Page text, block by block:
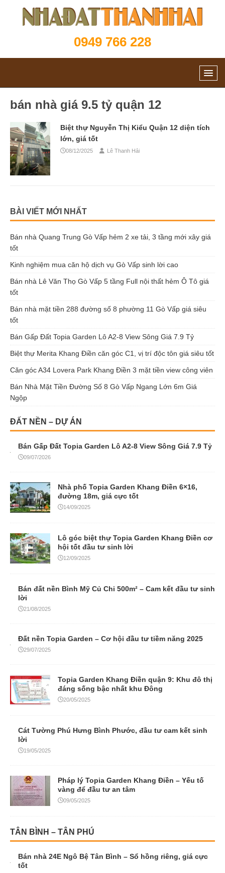
0949 766 228
bán nhà giá 9.5 tỷ quận 12
Biệt thự Nguyễn Thị Kiểu Quận 12 diện tích
lớn, giá tốt
08/12/2025 Lê Thanh Hải
BÀI VIẾT MỚI NHẤT
Bán nhà Quang Trung Gò Vấp hẻm 2 xe tải, 3 tầng mới xây giá
tốt
Kinh nghiệm mua căn hộ dịch vụ Gò Vấp sinh lời cao
Bán nhà Lê Văn Thọ Gò Vấp 5 tầng Full nội thất hẻm Ô Tô giá
tốt
Bán nhà mặt tiền 288 đường số 8 phường 11 Gò Vấp giá siêu
tốt
Bán Gấp Đất Topia Garden Lô A2-8 View Sông Giá 7.9 Tỷ
Biệt thự Merita Khang Điền căn góc C1, vị trí độc tôn giá siêu tốt
Căn góc A34 Lovera Park Khang Điền 3 mặt tiền view công viên
Bán Nhà Mặt Tiền Đường Số 8 Gò Vấp Ngang Lớn 6m Giá
Ngộp
ĐẤT NỀN – DỰ ÁN
Bán Gấp Đất Topia Garden Lô A2-8 View Sông Giá 7.9 Tỷ
09/07/2026
Nhà phố Topia Garden Khang Điền 6×16,
đường 18m, giá cực tốt
14/09/2025
Lô góc biệt thự Topia Garden Khang Điền cơ
hội tốt đầu tư sinh lời
12/09/2025
Bán đất nền Bình Mỹ Củ Chi 500m² – Cam kết đầu tư sinh
lời
21/08/2025
Đất nền Topia Garden – Cơ hội đầu tư tiềm năng 2025
29/07/2025
Topia Garden Khang Điền quận 9: Khu đô thị
đáng sống bậc nhất khu Đông
20/05/2025
Cát Tường Phú Hưng Bình Phước, đầu tư cam kết sinh
lời
19/05/2025
Pháp lý Topia Garden Khang Điền – Yếu tố
vàng để đầu tư an tâm
09/05/2025
TÂN BÌNH – TÂN PHÚ
Bán nhà 24E Ngô Bệ Tân Bình – Sổ hồng riêng, giá cực
tốt